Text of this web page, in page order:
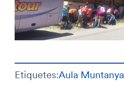
Etiquetes:Aula Muntanya